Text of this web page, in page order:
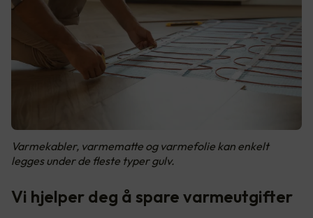
Varmekabler, varmematte og varmefolie kan enkelt
legges under de fleste typer gulv.
Vi hjelper deg å spare varmeutgifter